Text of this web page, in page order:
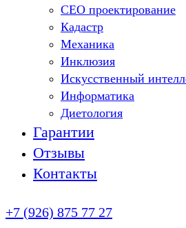
СЕО проектирование
Кадастр
Механика
Инклюзия
Искусственный
Информатика
Диетология
Гарантии
Отзывы
Контакты
+7 (926) 875 77 27